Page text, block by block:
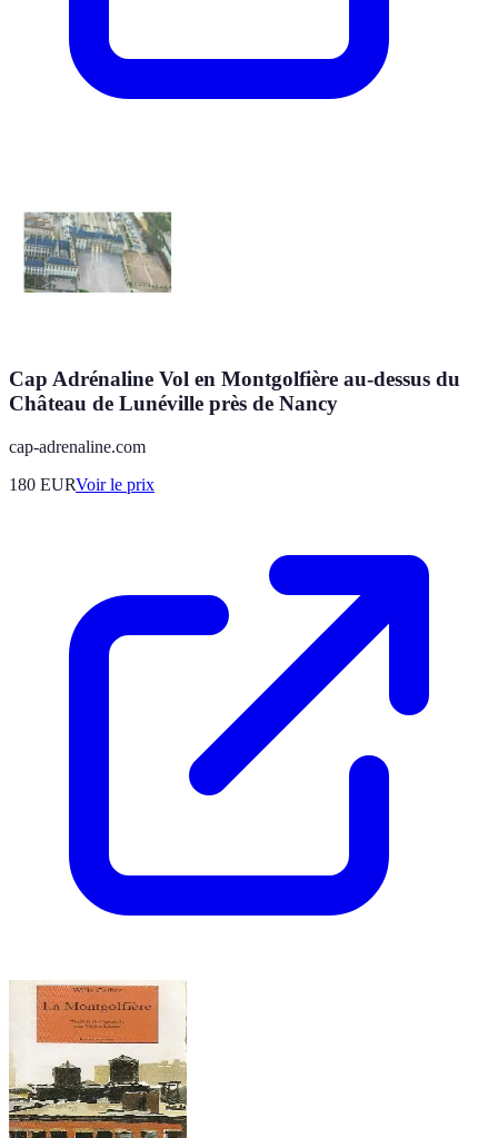
Cap Adrénaline Vol en Montgolfière au-dessus du
Château de Lunéville près de Nancy
cap-adrenaline.com
180 EURVoir le prix